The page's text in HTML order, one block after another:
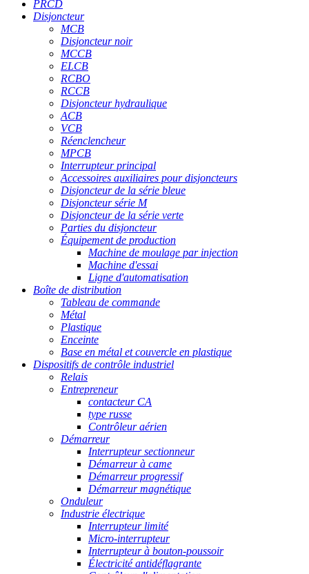
PRCD
Disjoncteur
MCB
Disjoncteur noir
MCCB
ELCB
RCBO
RCCB
Disjoncteur hydraulique
ACB
VCB
Réenclencheur
MPCB
Interrupteur principal
Accessoires auxiliaires pour disjoncteurs
Disjoncteur de la série bleue
Disjoncteur série M
Disjoncteur de la série verte
Parties du disjoncteur
Équipement de production
Machine de moulage par injection
Machine d'essai
Ligne d'automatisation
Boîte de distribution
Tableau de commande
Métal
Plastique
Enceinte
Base en métal et couvercle en plastique
Dispositifs de contrôle industriel
Relais
Entrepreneur
contacteur CA
type russe
Contrôleur aérien
Démarreur
Interrupteur sectionneur
Démarreur à came
Démarreur progressif
Démarreur magnétique
Onduleur
Industrie électrique
Interrupteur limité
Micro-interrupteur
Interrupteur à bouton-poussoir
Électricité antidéflagrante